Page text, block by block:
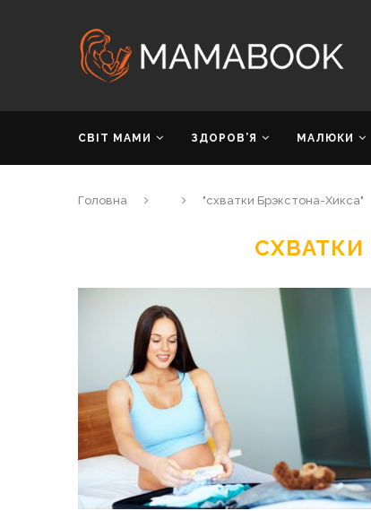
СВІТ МАМИ ЗДОРОВ’Я МАЛЮКИ
Головна "схватки Брэкстона-Хикса"